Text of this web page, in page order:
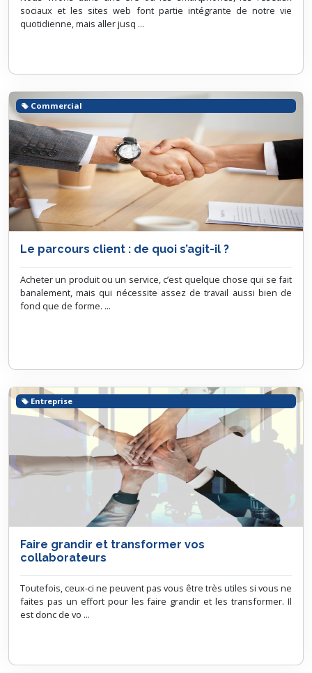
sociaux et les sites web font partie intégrante de notre vie
quotidienne, mais aller jusq ...
Le parcours client : de quoi s’agit-il ?
Acheter un produit ou un service, c’est quelque chose qui se fait
banalement, mais qui nécessite assez de travail aussi bien de
fond que de forme. ...
Commercial
Faire grandir et transformer vos
collaborateurs
Toutefois, ceux-ci ne peuvent pas vous être très utiles si vous ne
faites pas un effort pour les faire grandir et les transformer. Il
est donc de vo ...
Entreprise